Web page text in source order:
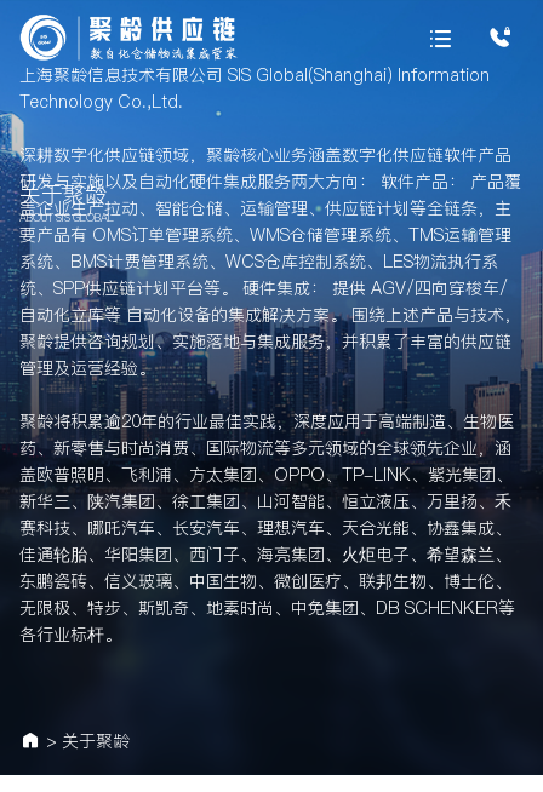
> 关于聚龄
关于聚龄
ABOUT SIS GLOBAL
上海聚龄信息技术有限公司 SIS Global(Shanghai) Information
Technology Co.,Ltd.
深耕数字化供应链领域，聚龄核心业务涵盖数字化供应链软件产品
研发与实施以及自动化硬件集成服务两大方向： 软件产品： 产品覆
盖企业生产拉动、智能仓储、运输管理、供应链计划等全链条，主
要产品有 OMS订单管理系统、WMS仓储管理系统、TMS运输管理
系统、BMS计费管理系统、WCS仓库控制系统、LES物流执行系
统、SPP供应链计划平台等。 硬件集成： 提供 AGV/四向穿梭车/
自动化立库等 自动化设备的集成解决方案。 围绕上述产品与技术，
聚龄提供咨询规划、实施落地与集成服务，并积累了丰富的供应链
管理及运营经验。
聚龄将积累逾20年的行业最佳实践，深度应用于高端制造、生物医
药、新零售与时尚消费、国际物流等多元领域的全球领先企业，涵
盖欧普照明、飞利浦、方太集团、OPPO、TP-LINK、紫光集团、
新华三、陕汽集团、徐工集团、山河智能、恒立液压、万里扬、禾
赛科技、哪吒汽车、长安汽车、理想汽车、天合光能、协鑫集成、
佳通轮胎、华阳集团、西门子、海亮集团、火炬电子、希望森兰、
东鹏瓷砖、信义玻璃、中国生物、微创医疗、联邦生物、博士伦、
无限极、特步、斯凯奇、地素时尚、中免集团、DB SCHENKER等
各行业标杆。